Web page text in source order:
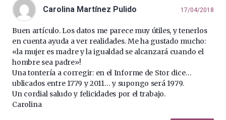
Carolina Martínez Pulido 17/04/2018
Buen artículo. Los datos me parece muy útiles, y tenerlos
en cuenta ayuda a ver realidades. Me ha gustado mucho:
«la mujer es madre y la igualdad se alcanzará cuando el
hombre sea padre»!
Una tontería a corregir: en el Informe de Stor dice…
ublicados entre 1779 y 2011… y supongo será 1979.
Un cordial saludo y felicidades por el trabajo.
Carolina